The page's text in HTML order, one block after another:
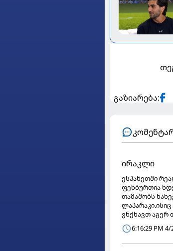
გაზიარება:
ირაკლი
ესპანეთში
ფეხბურთია
თამაშობს
ვნქხავთ აგერ
6:16:29 PM